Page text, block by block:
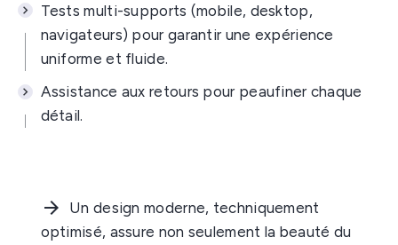
Tests multi-supports (mobile, desktop,
navigateurs) pour garantir une expérience
uniforme et fluide.
Assistance aux retours pour peaufiner chaque
détail.
Un design moderne, techniquement
optimisé, assure non seulement la beauté du